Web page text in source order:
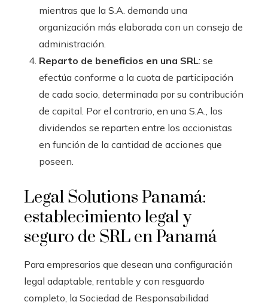
mientras que la S.A. demanda una
organización más elaborada con un consejo de
administración.
Reparto de beneficios en una SRL: se
efectúa conforme a la cuota de participación
de cada socio, determinada por su contribución
de capital. Por el contrario, en una S.A., los
dividendos se reparten entre los accionistas
en función de la cantidad de acciones que
poseen.
Legal Solutions Panamá:
establecimiento legal y
seguro de SRL en Panamá
Para empresarios que desean una configuración
legal adaptable, rentable y con resguardo
completo, la Sociedad de Responsabilidad